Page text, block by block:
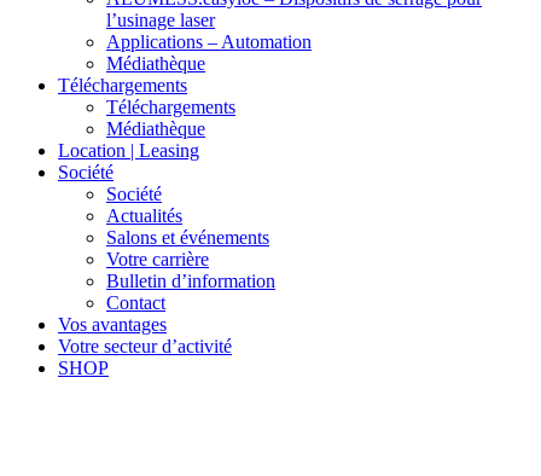
l’usinage laser
Applications – Automation
Médiathèque
Téléchargements
Téléchargements
Médiathèque
Location | Leasing
Société
Société
Actualités
Salons et événements
Votre carrière
Bulletin d’information
Contact
Vos avantages
Votre secteur d’activité
SHOP